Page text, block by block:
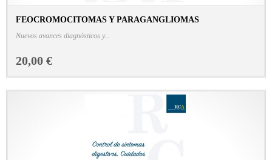
FEOCROMOCITOMAS Y PARAGANGLIOMAS
Nuevos avances diagnósticos y...
20,00 €